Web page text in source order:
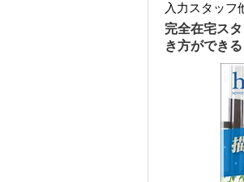
・相続／事業承
＜成長中の税理
・全国14拠点で
・従業員240名
・会計・税務
・専門家が在籍
＜学びを後押し
・書籍購入費／
・隔月で税法
・資格取得を
入力スタッフ
完全在宅ス
き方ができ